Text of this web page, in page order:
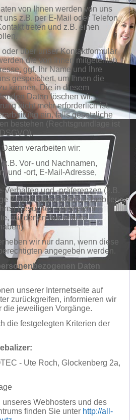
von Ihnen werden von uns
uns z.B. per E-Mail oder Telefon,
treten und z.B. einen
über unser Kontaktformular
die von Ihnen mitgeteilten
ggf. Ihr Name und Ihre
gespeichert, um Ihnen die
können. Die in diesem
Daten löschen wir,
nicht mehr erforderlich ist,
ein, falls gesetzliche
bestehen (Rechtsgrundlage ist
verarbeiten wir:
Vor- und Nachnamen,
und -ort, E-Mail-Adresse,
Verhalten und -präferenzen (z.B.
Zuordnungsmerkmale mobiler
Besuchen auf unserer
mit denen Sie unsere
wir nur dann, wenn diese
angegeben werden.
Daten
unserer Internetseite auf
zurückgreifen, informieren wir
die jeweiligen Vorgänge.
die festgelegten Kriterien der
- Ute Roch, Glockenberg 2a,
Webhosters und des
finden Sie unter http://all-